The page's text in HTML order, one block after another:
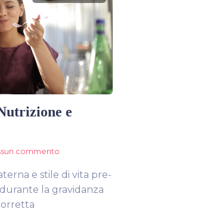
e
commento
e stile di vita pre-
la gravidanza